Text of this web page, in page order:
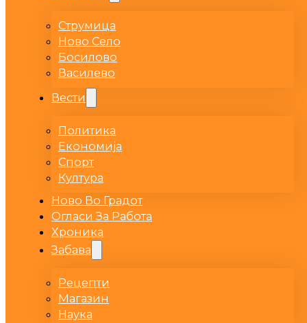
Струмица
Ново Село
Босилово
Василево
Вести
Политика
Економија
Спорт
Култура
Ново Во Градот
Огласи За Работа
Хроника
Забава
Рецепти
Магазин
Наука